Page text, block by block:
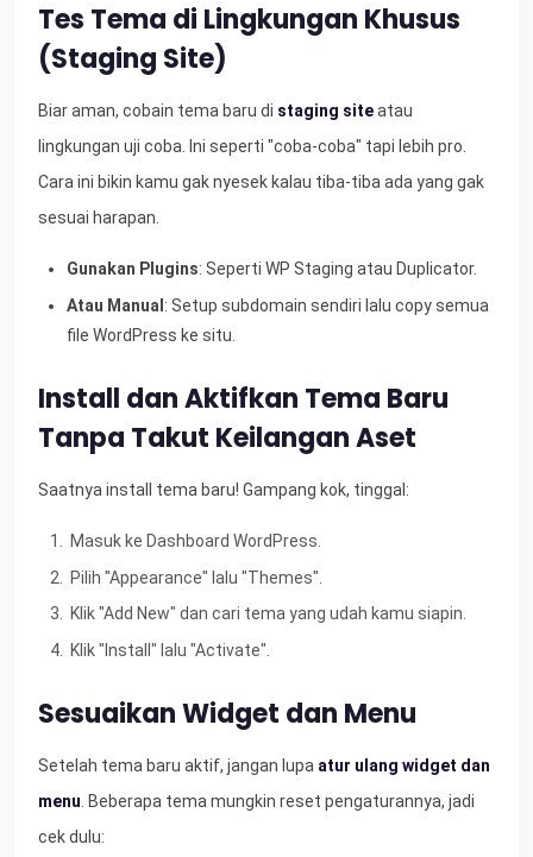
Tes Tema di Lingkungan Khusus
(Staging Site)
Biar aman, cobain tema baru di staging siteatau
lingkungan uji coba. Ini seperti "coba-coba" tapi lebih pro.
Cara ini bikin kamu gak nyesek kalau tiba-tiba ada yang gak
sesuai harapan.
Gunakan Plugins: Seperti WP Staging atau Duplicator.
Atau Manual : Setup subdomain sendiri lalu copy semua
file WordPress ke situ.
Install dan Aktifkan Tema Baru
Tanpa Takut Keilangan Aset
Saatnya install tema baru! Gampang kok, tinggal:
Masuk ke Dashboard WordPress.
Pilih "Appearance" lalu "Themes".
Klik "Add New" dan cari tema yang udah kamu siapin.
Klik "Install" lalu "Activate".
Sesuaikan Widget dan Menu
Setelah tema baru aktif, jangan lupa atur ulang widget dan
menu . Beberapa tema mungkin reset pengaturannya, jadi
cek dulu: